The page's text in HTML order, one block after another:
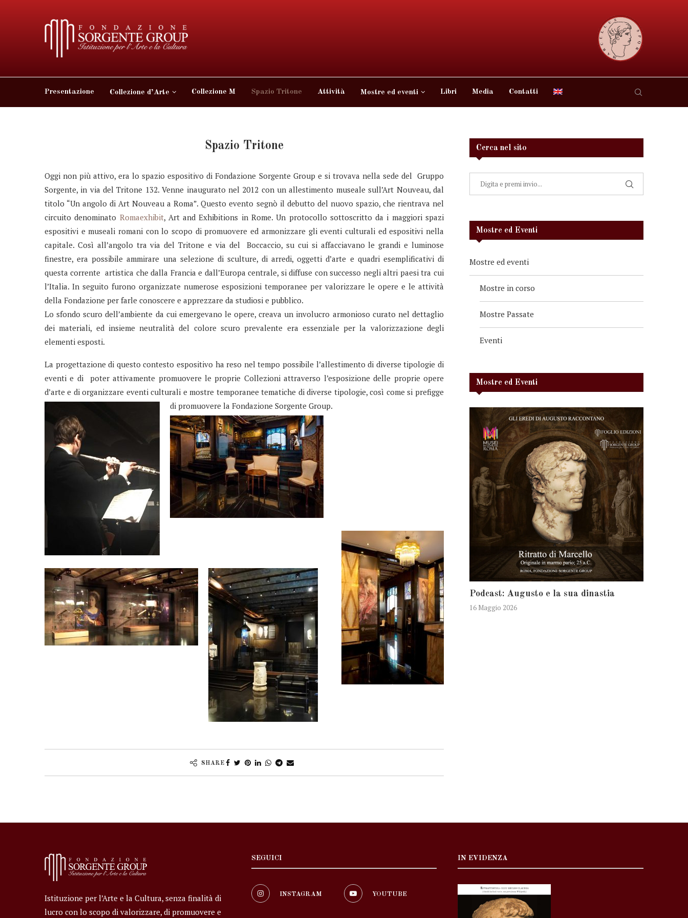
Presentazione Collezione d’Arte Collezione M Spazio Tritone Attività Mostre ed eventi Libri Media Contatti
Spazio Tritone
Oggi non più attivo, era lo spazio espositivo di Fondazione Sorgente Group e si trovava nella sede del Gruppo
Sorgente, in via del Tritone 132. Venne inaugurato nel 2012 con un allestimento museale sull’Art Nouveau, dal
titolo “Un angolo di Art Nouveau a Roma”. Questo evento segnò il debutto del nuovo spazio, che rientrava nel
circuito denominato Romaexhibit, Art and Exhibitions in Rome. Un protocollo sottoscritto da i maggiori spazi
espositivi e museali romani con lo scopo di promuovere ed armonizzare gli eventi culturali ed espositivi nella
capitale. Così all’angolo tra via del Tritone e via del Boccaccio, su cui si affacciavano le grandi e luminose
finestre, era possibile ammirare una selezione di sculture, di arredi, oggetti d’arte e quadri esemplificativi di
questa corrente artistica che dalla Francia e dall’Europa centrale, si diffuse con successo negli altri paesi tra cui
l’Italia. In seguito furono organizzate numerose esposizioni temporanee per valorizzare le opere e le attività
della Fondazione per farle conoscere e apprezzare da studiosi e pubblico.
Lo sfondo scuro dell’ambiente da cui emergevano le opere, creava un involucro armonioso curato nel dettaglio
dei materiali, ed insieme neutralità del colore scuro prevalente era essenziale per la valorizzazione degli
elementi esposti.
La progettazione di questo contesto espositivo ha reso nel tempo possibile l’allestimento di diverse tipologie di
eventi e di poter attivamente promuovere le proprie Collezioni attraverso l’esposizione delle proprie opere
d’arte e di organizzare eventi culturali e mostre temporanee tematiche di diverse tipologie, così come si prefigge
di promuovere la Fondazione Sorgente Group.
SHARE
Cerca nel sito
Mostre ed Eventi
Mostre ed eventi
Mostre in corso
Mostre Passate
Eventi
Mostre ed Eventi
Podcast: Augusto e la sua dinastia
16 Maggio 2026
Istituzione per l’Arte e la Cultura, senza finalità di
lucro con lo scopo di valorizzare, di promuovere e
SEGUICI
INSTAGRAM YOUTUBE
IN EVIDENZA